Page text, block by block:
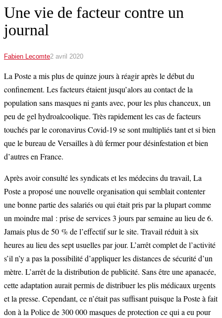
Une vie de facteur contre un
journal
Fabien Lecomte2 avril 2020
La Poste a mis plus de quinze jours à réagir après le début du
confinement. Les facteurs étaient jusqu’alors au contact de la
population sans masques ni gants avec, pour les plus chanceux, un
peu de gel hydroalcoolique. Très rapidement les cas de facteurs
touchés par le coronavirus Covid-19 se sont multipliés tant et si bien
que le bureau de Versailles à dû fermer pour désinfestation et bien
d’autres en France.
Après avoir consulté les syndicats et les médecins du travail, La
Poste a proposé une nouvelle organisation qui semblait contenter
une bonne partie des salariés ou qui était pris par la plupart comme
un moindre mal : prise de services 3 jours par semaine au lieu de 6.
Jamais plus de 50 % de l’effectif sur le site. Travail réduit à six
heures au lieu des sept usuelles par jour. L’arrêt complet de l’activité
s’il n’y a pas la possibilité d’appliquer les distances de sécurité d’un
mètre. L’arrêt de la distribution de publicité. Sans être une apanacée,
cette adaptation aurait permis de distribuer les plis médicaux urgents
et la presse. Cependant, ce n’était pas suffisant puisque la Poste à fait
don à la Police de 300 000 masques de protection ce qui a eu pour